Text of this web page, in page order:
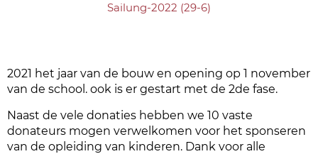
Sailung-2022 (29-6)
2021 het jaar van de bouw en opening op 1 november
van de school. ook is er gestart met de 2de fase.
Naast de vele donaties hebben we 10 vaste
donateurs mogen verwelkomen voor het sponseren
van de opleiding van kinderen. Dank voor alle